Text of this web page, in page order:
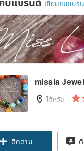
เยี่ยมชมแบร
missla
ไต้หวัน
Claim coupon